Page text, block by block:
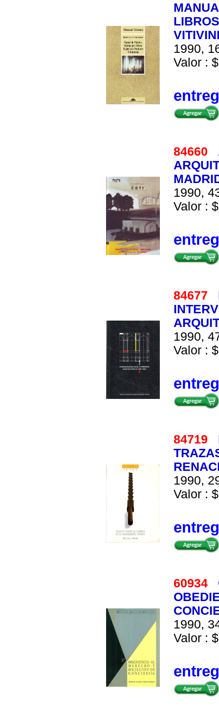
1990,
Valor :
84660
1990,
Valor :
84677
1990,
Valor :
84719
1990,
Valor :
60934
1990,
Valor :